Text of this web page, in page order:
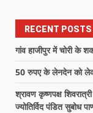
RECENT POSTS
गांव हाजीपुर में चोरी के
50 रुपए के लेनदेन को
श्रावण कृष्णपक्ष
ज्योतिर्विद पंडित सुबोध